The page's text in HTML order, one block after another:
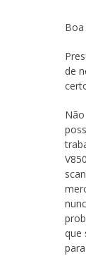
de
que